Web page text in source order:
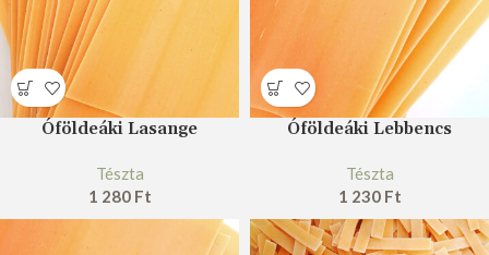
Óföldeáki Lasange
Tészta
1 280 Ft
Óföldeáki Lebbencs
Tészta
1 230 Ft